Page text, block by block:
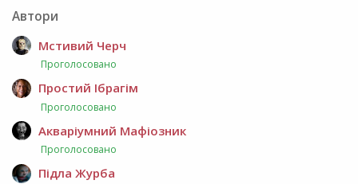
Автори
Мстивий Черч
Проголосовано
Простий Ібрагім
Проголосовано
Акваріумний Мафіозник
Проголосовано
Підла Журба